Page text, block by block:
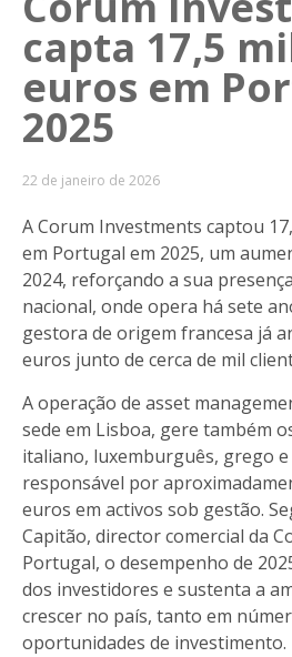
capta 17,5
euros em
2025
22 de janeiro de 2026
A Corum Investments captou
em Portugal em 2025, um
2024, reforçando a sua
nacional, onde opera há sete
gestora de origem francesa já
euros junto de cerca de mil
A operação de asset
sede em Lisboa, gere também
italiano, luxemburguês, grego
responsável por
euros em activos sob gestão.
Capitão, director comercial da
Portugal, o desempenho de
dos investidores e sustenta a
crescer no país, tanto em
oportunidades de investimento.